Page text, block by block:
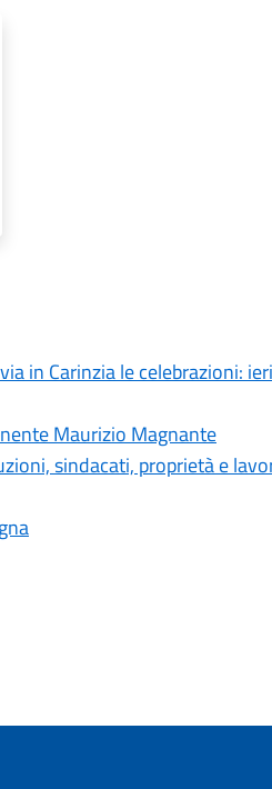
in Carinzia le celebrazioni:
Maurizio Magnante
sindacati, proprietà e